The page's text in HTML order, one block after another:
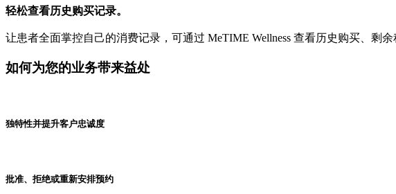
轻松查看历史购买记录。
让患者全面掌控自己的消费记录，可通过 MeTIME Wellness 查看历史购买、剩余
如何为您的业务带来益处
独特性并提升客户忠诚度
批准、拒绝或重新安排预约